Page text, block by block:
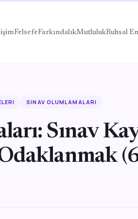
FelsefeFarkındalıkMutlulukRuhsal
SINAV OLUMLAMALARI
Sınav